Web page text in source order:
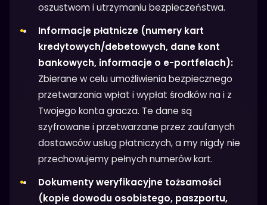
oszustwom i utrzymaniu bezpieczeństwa.
Informacje płatnicze (numery kart
kredytowych/debetowych, dane kont
bankowych, informacje o e-portfelach):
Zbierane w celu umożliwienia bezpiecznego
przetwarzania wpłat i wypłat środków na i z
Twojego konta gracza. Te dane są
szyfrowane i przetwarzane przez zaufanych
dostawców usług płatniczych, a my nigdy nie
przechowujemy pełnych numerów kart.
Dokumenty weryfikacyjne tożsamości
(kopie dowodu osobistego, paszportu,